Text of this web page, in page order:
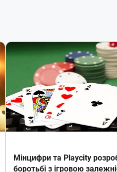
Мінцифри та Playcity
боротьбі з ігровою